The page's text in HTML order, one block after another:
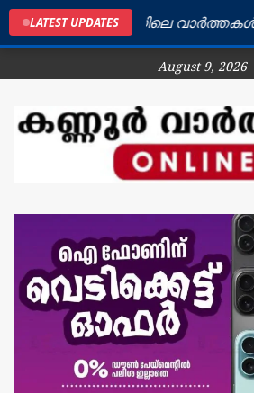
LATEST UPDATES
കണ്ണൂർ ജില്ലയിലെ
August 9, 2026